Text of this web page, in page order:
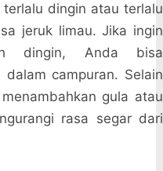
dingin atau terlalu
jeruk limau. Jika ingin
dingin, Anda bisa
campuran. Selain
gula atau
rasa segar dari